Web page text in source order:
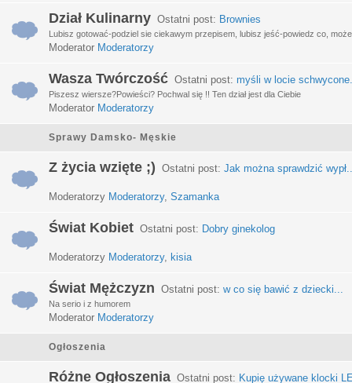
Dział Kulinarny Ostatni post: Brownies
Lubisz gotować-podziel sie ciekawym przepisem, lubisz jeść-powiedz co,
Moderator Moderatorzy
Wasza Twórczość Ostatni post: myśli w locie
Piszesz wiersze?Powieści? Pochwal się !! Ten dział jest dla Ciebie
Moderator Moderatorzy
Sprawy Damsko- Męskie
Z życia wzięte ;) Ostatni post: Jak można sprawdzić
Moderatorzy Moderatorzy, Szamanka
Świat Kobiet Ostatni post: Dobry ginekolog
Moderatorzy Moderatorzy, kisia
Świat Mężczyzn Ostatni post: w co się bawić z dziecki...
Na serio i z humorem
Moderator Moderatorzy
Ogłoszenia
Różne Ogłoszenia Ostatni post: Kupię używane klocki